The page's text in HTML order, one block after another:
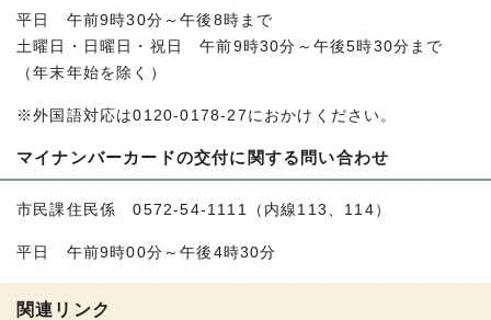
平日 午前9時30分～午後8時まで
土曜日・日曜日・祝日 午前9時30分～午後5時30分まで
（年末年始を除く）
※外国語対応は0120-0178-27におかけください。
マイナンバーカードの交付に関する問い合わせ
市民課住民係 0572-54-1111（内線113、114）
平日 午前9時00分～午後4時30分
関連リンク